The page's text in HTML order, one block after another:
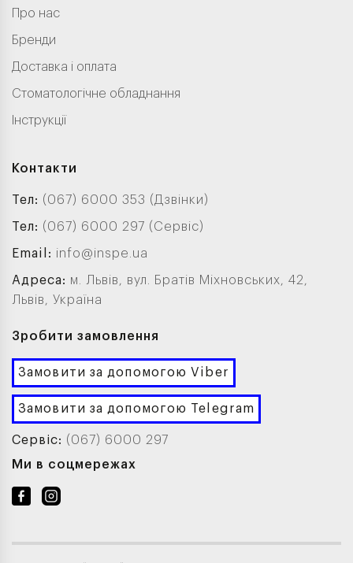
Про нас
Бренди
Доставка і оплата
Стоматологічне обладнання
Інструкції
Контакти
Тел: (067) 6000 353 (Дзвінки)
Тел: (067) 6000 297 (Сервіс)
Email: info@inspe.ua
Адреса: м. Львів, вул. Братів Міхновських, 42,
Львів, Україна
Зробити замовлення
Замовити за допомогою Viber
Замовити за допомогою Telegram
Сервіс: (067) 6000 297
Ми в соцмережах